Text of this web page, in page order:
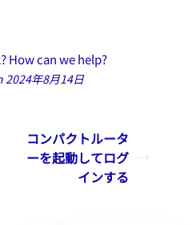
How can we help?
2024年8月14日
コンパクトルータ
ーを起動してログ
インする